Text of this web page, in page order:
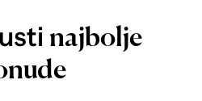
najbolje